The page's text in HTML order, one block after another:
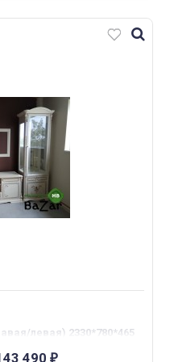
левая) 2330*780*465
490 ₽